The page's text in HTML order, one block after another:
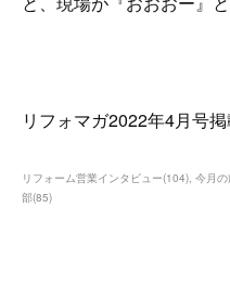
リフォマガ2022年4月号
リフォーム営業インタビュー(104) 今月
部(85)